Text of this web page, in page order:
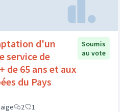
d'un
service de
de 65 ans et aux
du Pays
Soumis
au vote
2 1